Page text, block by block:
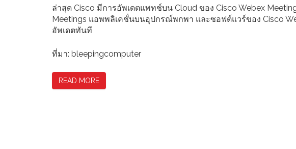
ล่าสุด Cisco มีการอัพเดตแพทช์บน Cloud ของ Cisco Webex
Meetings แอพพลิเคชั่นบนอุปกรณ์พกพา และซอฟต์แวร์ของ Cisco
อัพเดตทันที
ที่มา: bleepingcomputer
READ MORE